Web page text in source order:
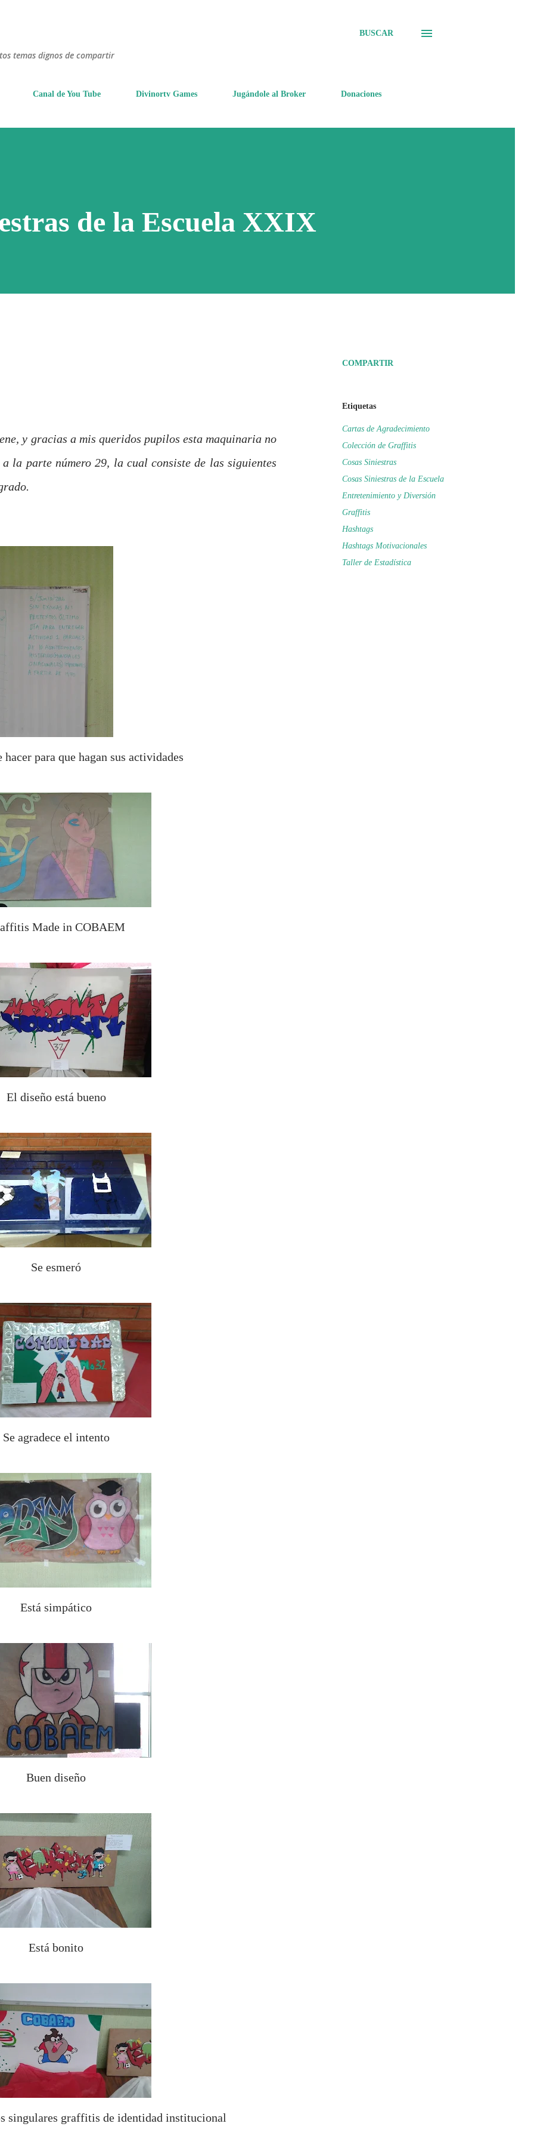
temas dignos de compartir
BUSCAR
Canal de You Tube Divinortv Games Jugándole al Broker Donaciones
de la Escuela XXIX
y gracias a mis queridos pupilos esta maquinaria no
la parte número 29, la cual consiste de las siguientes
hacer para que hagan sus actividades
Made in COBAEM
El diseño está bueno
Se esmeró
Se agradece el intento
Está simpático
Buen diseño
Está bonito
singulares graffitis de identidad institucional
COMPARTIR
Etiquetas
Cartas de Agradecimiento
Colección de Graffitis
Cosas Siniestras
Cosas Siniestras de la Escuela
Entretenimiento y Diversión
Graffitis
Hashtags
Hashtags Motivacionales
Taller de Estadística